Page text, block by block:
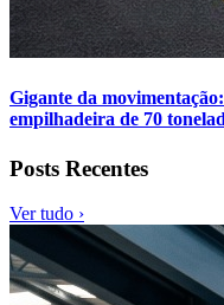
Gigante da
empilhadeira de 70
Posts Recentes
Ver tudo ›